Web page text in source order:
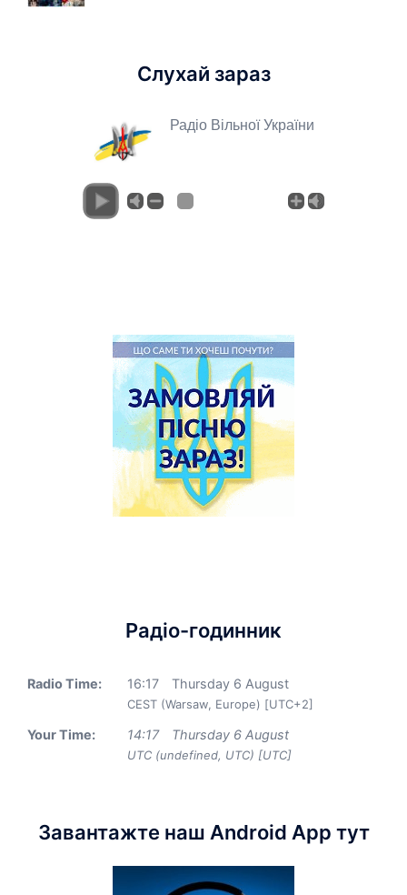
Слухай зараз
Радіо Вільної України
Радіо-годинник
Radio Time: 16:17 Thursday 6 August
CEST (Warsaw, Europe) [UTC+2]
Your Time: 14:17 Thursday 6 August
UTC (undefined, UTC) [UTC]
Завантажте наш Android App тут